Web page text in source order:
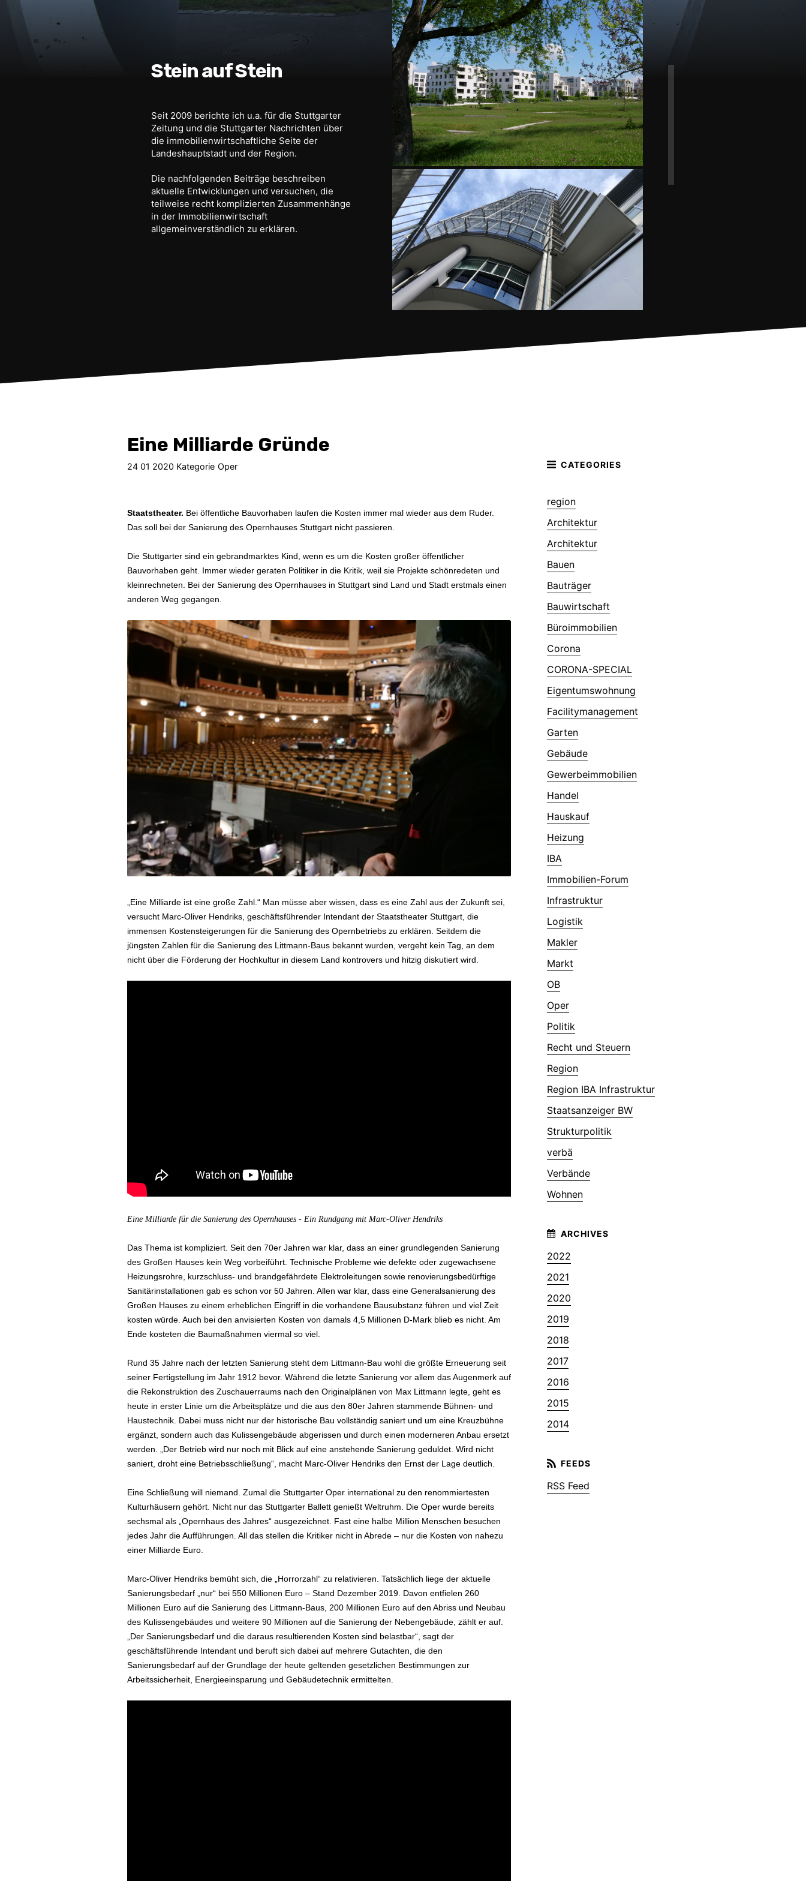
Stein auf Stein
Seit 2009 berichte ich u.a. für die Stuttgarter
Zeitung und die Stuttgarter Nachrichten über
die immobilienwirtschaftliche Seite der
Landeshauptstadt und der Region.
Die nachfolgenden Beiträge beschreiben
aktuelle Entwicklungen und versuchen, die
teilweise recht komplizierten Zusammenhänge
in der Immobilienwirtschaft
allgemeinverständlich zu erklären.
Eine Milliarde Gründe
24 01 2020 Kategorie Oper
Staatstheater. Bei öffentliche Bauvorhaben laufen die Kosten immer mal wieder aus dem Ruder.
Das soll bei der Sanierung des Opernhauses Stuttgart nicht passieren.
Die Stuttgarter sind ein gebrandmarktes Kind, wenn es um die Kosten großer öffentlicher
Bauvorhaben geht. Immer wieder geraten Politiker in die Kritik, weil sie Projekte schönredeten und
kleinrechneten. Bei der Sanierung des Opernhauses in Stuttgart sind Land und Stadt erstmals einen
anderen Weg gegangen.
„Eine Milliarde ist eine große Zahl.“ Man müsse aber wissen, dass es eine Zahl aus der Zukunft sei,
versucht Marc-Oliver Hendriks, geschäftsführender Intendant der Staatstheater Stuttgart, die
immensen Kostensteigerungen für die Sanierung des Opernbetriebs zu erklären. Seitdem die
jüngsten Zahlen für die Sanierung des Littmann-Baus bekannt wurden, vergeht kein Tag, an dem
nicht über die Förderung der Hochkultur in diesem Land kontrovers und hitzig diskutiert wird.
Eine Milliarde für die Sanierung des Opernhauses - Ein Rundgang mit Marc-Oliver Hendriks
Das Thema ist kompliziert. Seit den 70er Jahren war klar, dass an einer grundlegenden Sanierung
des Großen Hauses kein Weg vorbeiführt. Technische Probleme wie defekte oder zugewachsene
Heizungsrohre, kurzschluss- und brandgefährdete Elektroleitungen sowie renovierungsbedürftige
Sanitärinstallationen gab es schon vor 50 Jahren. Allen war klar, dass eine Generalsanierung des
Großen Hauses zu einem erheblichen Eingriff in die vorhandene Bausubstanz führen und viel Zeit
kosten würde. Auch bei den anvisierten Kosten von damals 4,5 Millionen D-Mark blieb es nicht. Am
Ende kosteten die Baumaßnahmen viermal so viel.
Rund 35 Jahre nach der letzten Sanierung steht dem Littmann-Bau wohl die größte Erneuerung seit
seiner Fertigstellung im Jahr 1912 bevor. Während die letzte Sanierung vor allem das Augenmerk auf
die Rekonstruktion des Zuschauerraums nach den Originalplänen von Max Littmann legte, geht es
heute in erster Linie um die Arbeitsplätze und die aus den 80er Jahren stammende Bühnen- und
Haustechnik. Dabei muss nicht nur der historische Bau vollständig saniert und um eine Kreuzbühne
ergänzt, sondern auch das Kulissengebäude abgerissen und durch einen moderneren Anbau ersetzt
werden. „Der Betrieb wird nur noch mit Blick auf eine anstehende Sanierung geduldet. Wird nicht
saniert, droht eine Betriebsschließung“, macht Marc-Oliver Hendriks den Ernst der Lage deutlich.
Eine Schließung will niemand. Zumal die Stuttgarter Oper international zu den renommiertesten
Kulturhäusern gehört. Nicht nur das Stuttgarter Ballett genießt Weltruhm. Die Oper wurde bereits
sechsmal als „Opernhaus des Jahres“ ausgezeichnet. Fast eine halbe Million Menschen besuchen
jedes Jahr die Aufführungen. All das stellen die Kritiker nicht in Abrede – nur die Kosten von nahezu
einer Milliarde Euro.
Marc-Oliver Hendriks bemüht sich, die „Horrorzahl“ zu relativieren. Tatsächlich liege der aktuelle
Sanierungsbedarf „nur“ bei 550 Millionen Euro – Stand Dezember 2019. Davon entfielen 260
Millionen Euro auf die Sanierung des Littmann-Baus, 200 Millionen Euro auf den Abriss und Neubau
des Kulissengebäudes und weitere 90 Millionen auf die Sanierung der Nebengebäude, zählt er auf.
„Der Sanierungsbedarf und die daraus resultierenden Kosten sind belastbar“, sagt der
geschäftsführende Intendant und beruft sich dabei auf mehrere Gutachten, die den
Sanierungsbedarf auf der Grundlage der heute geltenden gesetzlichen Bestimmungen zur
Arbeitssicherheit, Energieeinsparung und Gebäudetechnik ermittelten.
region
Architektur
Architektur
Bauen
Bauträger
Bauwirtschaft
Büroimmobilien
Corona
CORONA-SPECIAL
Eigentumswohnung
Facilitymanagement
Garten
Gebäude
Gewerbeimmobilien
Handel
Hauskauf
Heizung
IBA
Immobilien-Forum
Infrastruktur
Logistik
Makler
Markt
OB
Oper
Politik
Recht und Steuern
Region
Region IBA Infrastruktur
Staatsanzeiger BW
Strukturpolitik
verbä
Verbände
Wohnen
2022
2021
2020
2019
2018
2017
2016
2015
2014
RSS Feed